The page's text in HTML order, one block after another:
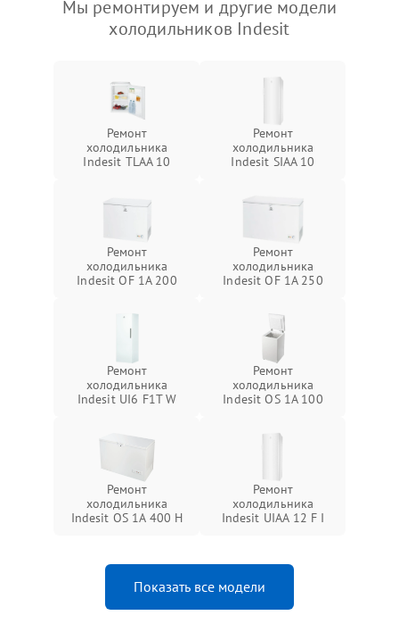
Мы ремонтируем и другие модели
холодильников Indesit
Ремонт
холодильника
Indesit TLAA 10
Ремонт
холодильника
Indesit SIAA 10
Ремонт
холодильника
Indesit OF 1A 200
Ремонт
холодильника
Indesit OF 1A 250
Ремонт
холодильника
Indesit UI6 F1T W
Ремонт
холодильника
Indesit OS 1A 100
Ремонт
холодильника
Indesit OS 1A 400 H
Ремонт
холодильника
Indesit UIAA 12 F I
Показать все модели